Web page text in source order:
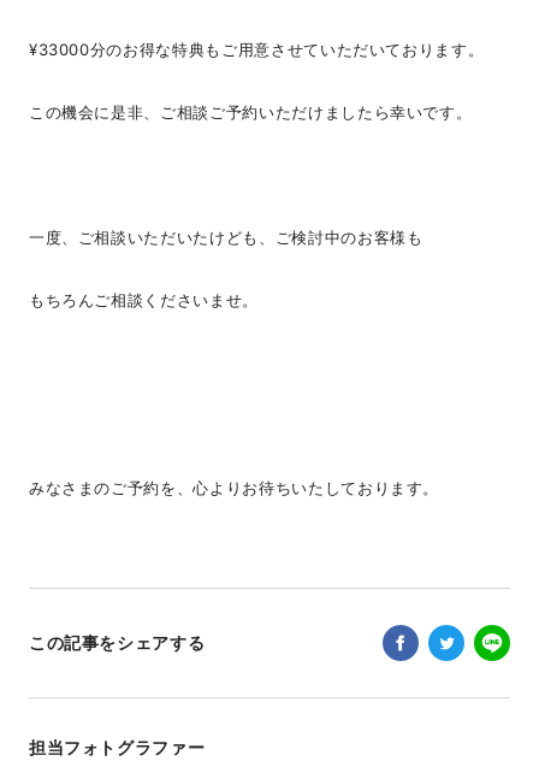
¥33000分のお得な特典もご用意させていただいております。
この機会に是非、ご相談ご予約いただけましたら幸いです。
一度、ご相談いただいたけども、ご検討中のお客様も
もちろんご相談くださいませ。
みなさまのご予約を、心よりお待ちいたしております。
この記事をシェアする
担当フォトグラファー